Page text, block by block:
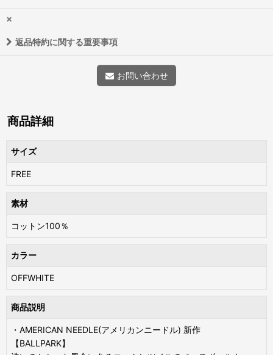
×
返品特約に関する重要事項
お問い合わせ
商品詳細
サイズ
FREE
素材
コットン100％
カラー
OFFWHITE
商品説明
・AMERICAN NEEDLE(アメリカンニードル) 新作
【BALLPARK】